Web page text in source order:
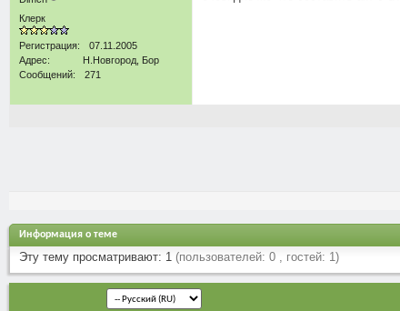
Клерк
Регистрация
07.11.2005
Адрес
Н.Новгород, Бор
Сообщений
271
Информация о теме
Эту тему просматривают: 1 (пользователей: 0 , гостей: 1)